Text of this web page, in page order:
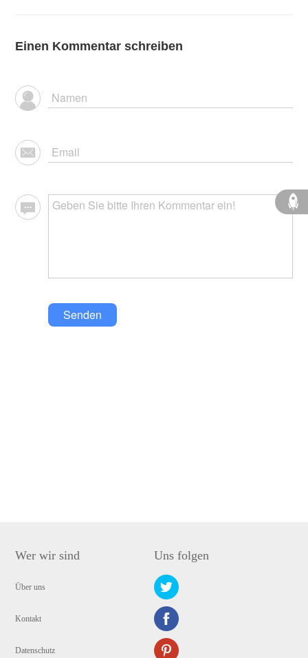
Einen Kommentar schreiben
Senden
Wer wir sind
Über uns
Kontakt
Datenschutz
Uns folgen